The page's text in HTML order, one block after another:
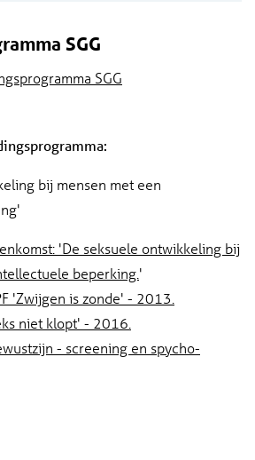
SGG
SGG
bij mensen met een
'De seksuele ontwikkeling bij
beperking.'
'Zwijgen is zonde' - 2013.
niet klopt' - 2016.
- screening en spycho-